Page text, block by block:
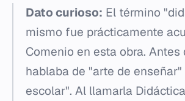
Dato curioso: El término
mismo fue prácticamente
Comenio en esta obra. Antes
hablaba de "arte de
escolar". Al llamarla